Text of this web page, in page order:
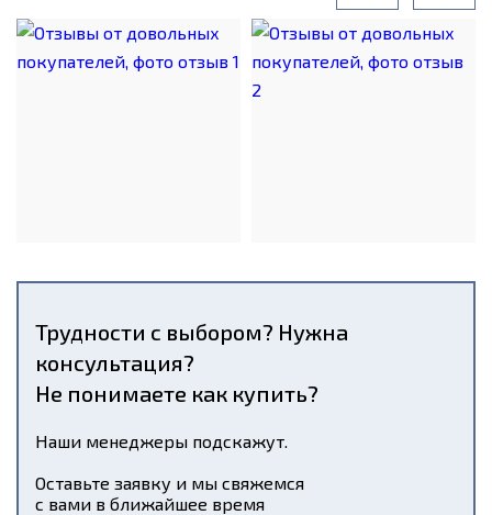
Трудности с выбором? Нужна
консультация?
Не понимаете как купить?
Наши менеджеры подскажут.
Оставьте заявку и мы свяжемся
с вами в ближайшее время